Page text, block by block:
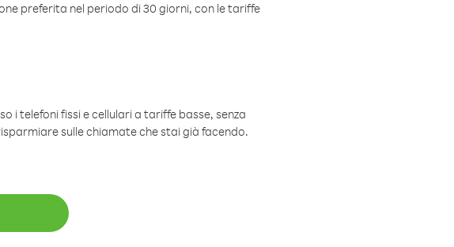
preferita nel periodo di 30 giorni, con le tariffe
i telefoni fissi e cellulari a tariffe basse, senza
sulle chiamate che stai già facendo.